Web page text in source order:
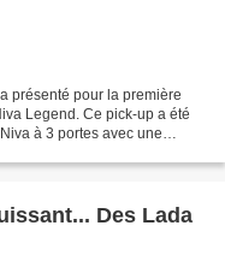
présenté pour la première
Legend. Ce pick-up a été
à 3 portes avec une
Des Lada